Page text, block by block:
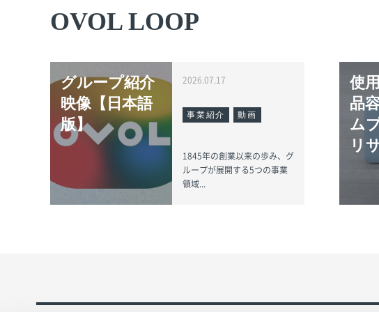
OVOL LOOP
グループ紹介
映像【日本語
版】
2026.07.17
事業紹介 動画
1845年の創業以来の歩み、グ
ループが展開する5つの事業
領域...
使
品
ム
リ